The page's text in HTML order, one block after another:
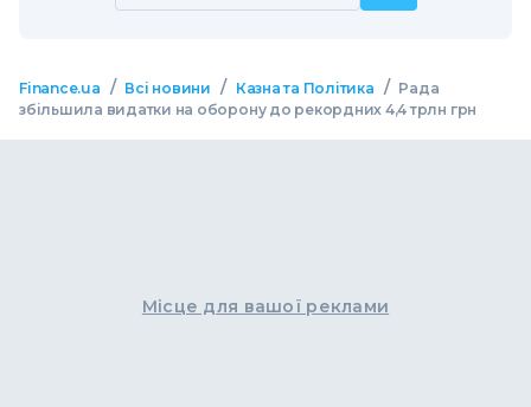
Finance.ua / Всі новини / Казна та Політика / Рада
збільшила видатки на оборону до рекордних 4,4 трлн грн
Місце для вашої реклами